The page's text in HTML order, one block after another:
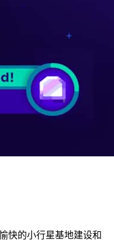
快的小行星基地建设和